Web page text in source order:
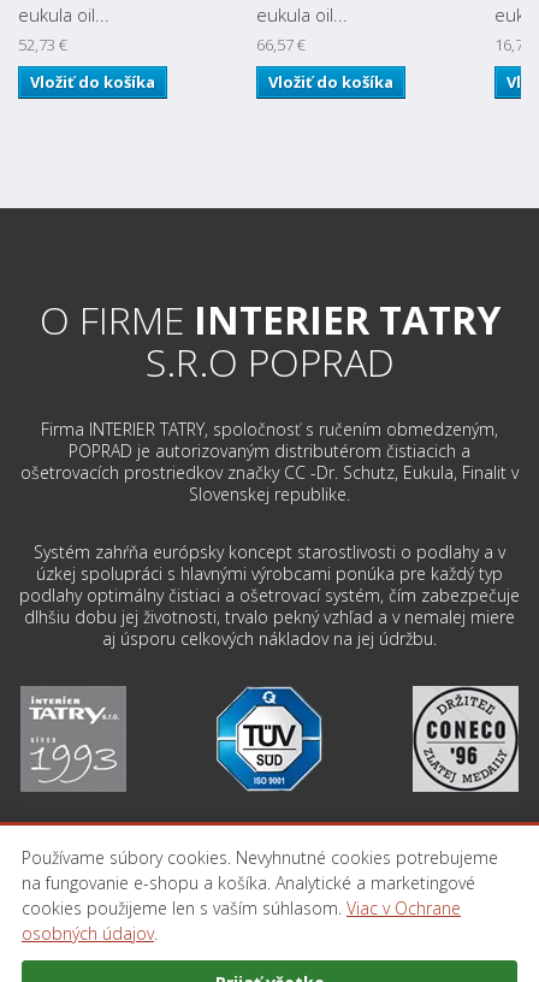
eukula oil...
52,73 €
Vložiť do košíka
eukula oil...
66,57 €
Vložiť do košíka
16,72
O FIRME INTERIER TATRY
S.R.O POPRAD
Firma INTERIER TATRY, spoločnosť s ručením obmedzeným,
POPRAD je autorizovaným distributérom čistiacich a
ošetrovacích prostriedkov značky CC -Dr. Schutz, Eukula, Finalit v
Slovenskej republike.
Systém zahŕňa európsky koncept starostlivosti o podlahy a v
úzkej spolupráci s hlavnými výrobcami ponúka pre každý typ
podlahy optimálny čistiaci a ošetrovací systém, čím zabezpečuje
dlhšiu dobu jej životnosti, trvalo pekný vzhľad a v nemalej miere
aj úsporu celkových nákladov na jej údržbu.
PREJSŤ NA STRÁNKU INTERIER-TATRY.SK
Obchodné podmienky Doprava
Kontakt
Používame súbory cookies. Nevyhnutné cookies potrebujeme
na fungovanie e-shopu a košíka. Analytické a marketingové
cookies použijeme len s vaším súhlasom. Viac v Ochrane
osobných údajov.